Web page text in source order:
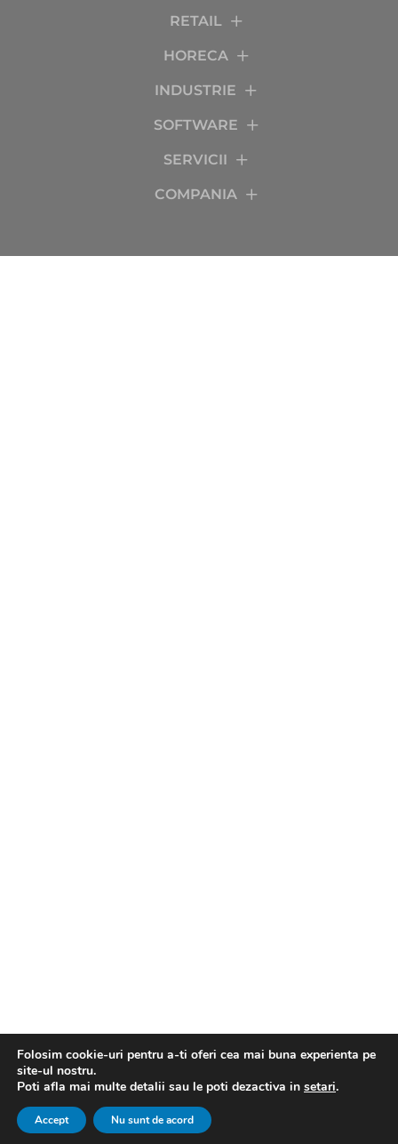
RETAIL
HORECA
INDUSTRIE
SOFTWARE
SERVICII
COMPANIA
Folosim cookie-uri pentru a-ti oferi cea mai buna experienta pe
site-ul nostru.
Poti afla mai multe detalii sau le poti dezactiva in setari.
Accept Nu sunt de acord